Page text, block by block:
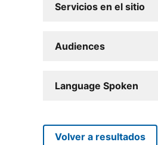
Servicios en el sitio
Audiences
Language Spoken
Volver a resultados